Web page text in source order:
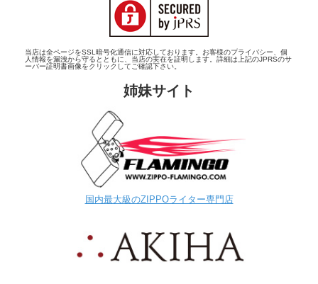
当店は全ページをSSL暗号化通信に対応しております。お客様のプライバシー、個
人情報を漏洩から守るとともに、当店の実在を証明します。詳細は上記のJPRSのサ
ーバー証明書画像をクリックしてご確認下さい。
姉妹サイト
国内最大級のZIPPOライター専門店